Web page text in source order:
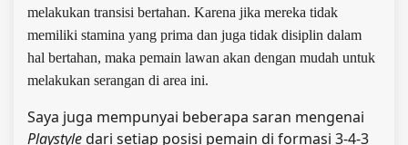
melakukan transisi bertahan. Karena jika mereka tidak
memiliki stamina yang prima dan juga tidak disiplin dalam
hal bertahan, maka pemain lawan akan dengan mudah untuk
melakukan serangan di area ini.
Saya juga mempunyai beberapa saran mengenai
Playstyledari setiap posisi pemain di formasi 3-4-3